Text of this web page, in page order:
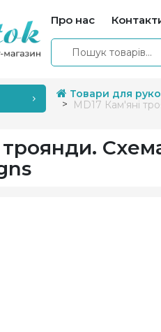
Про нас
Товари для
MD17 Кам'яні
троянди.